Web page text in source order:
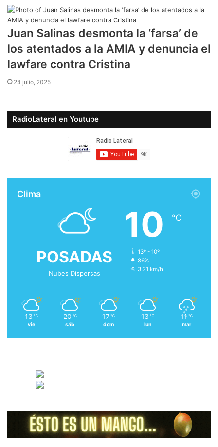
Juan Salinas desmonta la ‘farsa’ de
los atentados a la AMIA y denuncia el
lawfare contra Cristina
24 julio, 2025
RadioLateral en Youtube
Clima
POSADAS
Nubes Dispersas
10 ℃
13º - 10º
86%
3.21 km/h
13 ℃
vie
20 ℃
sáb
17 ℃
dom
13 ℃
lun
11 ℃
mar